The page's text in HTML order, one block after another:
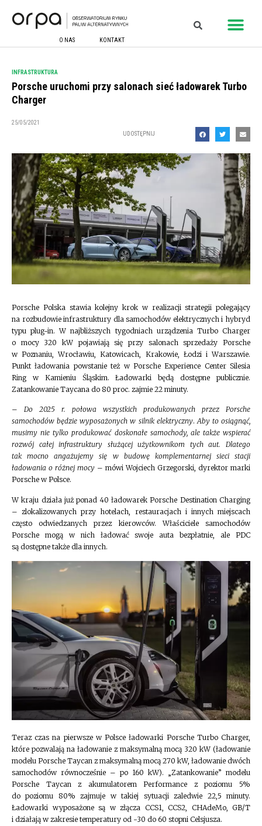
O NAS KONTAKT
INFRASTRUKTURA
Porsche uruchomi przy salonach sieć ładowarek Turbo
Charger
25/05/2021
UDOSTĘPNIJ
Porsche Polska stawia kolejny krok w realizacji strategii polegający
na rozbudowie infrastruktury dla samochodów elektrycznych i hybryd
typu plug-in. W najbliższych tygodniach urządzenia Turbo Charger
o mocy 320 kW pojawiają się przy salonach sprzedaży Porsche
w Poznaniu, Wrocławiu, Katowicach, Krakowie, Łodzi i Warszawie.
Punkt ładowania powstanie też w Porsche Experience Center Silesia
Ring w Kamieniu Śląskim. Ładowarki będą dostępne publicznie.
Zatankowanie Taycana do 80 proc. zajmie 22 minuty.
– Do 2025 r. połowa wszystkich produkowanych przez Porsche
samochodów będzie wyposażonych w silnik elektryczny.Aby to osiągnąć,
musimy nie tylko produkować doskonałe samochody, ale także wspierać
rozwój całej infrastruktury służącej użytkownikom tych aut. Dlatego
tak mocno angażujemy się w budowę komplementarnej sieci stacji
ładowania o różnej mocy – mówi Wojciech Grzegorski, dyrektor marki
Porsche w Polsce.
W kraju działa już ponad 40 ładowarek Porsche Destination Charging
– zlokalizowanych przy hotelach, restauracjach i innych miejscach
często odwiedzanych przez kierowców. Właściciele samochodów
Porsche mogą w nich ładować swoje auta bezpłatnie, ale PDC
są dostępne także dla innych.
Teraz czas na pierwsze w Polsce ładowarki Porsche Turbo Charger,
które pozwalają na ładowanie z maksymalną mocą 320 kW (ładowanie
modelu Porsche Taycan z maksymalną mocą 270 kW, ładowanie dwóch
samochodów równocześnie – po 160 kW). „Zatankowanie” modelu
Porsche Taycan z akumulatorem Performance z poziomu 5%
do poziomu 80% zajmuje w takiej sytuacji zaledwie 22,5 minuty.
Ładowarki wyposażone są w złącza CCS1, CCS2, CHAdeMo, GB/T
i działają w zakresie temperatury od -30 do 60 stopni Celsjusza.